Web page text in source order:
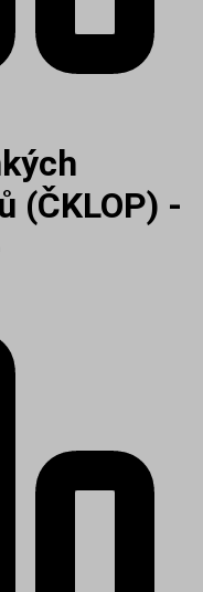
(ČKLOP) -